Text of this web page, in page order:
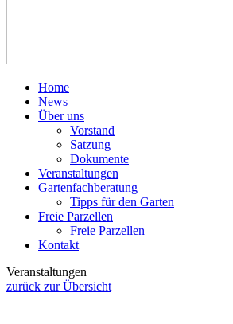
Home
News
Über uns
Vorstand
Satzung
Dokumente
Veranstaltungen
Gartenfachberatung
Tipps für den Garten
Freie Parzellen
Freie Parzellen
Kontakt
Veranstaltungen
zurück zur Übersicht